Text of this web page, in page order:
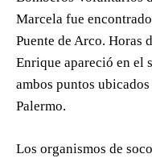
Marcela fue
Puente de Arco. Horas
Enrique apareció en el
ambos puntos
Palermo.
Los organismos de